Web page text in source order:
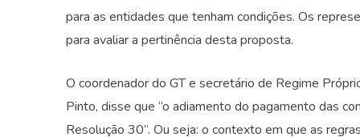
para as entidades que tenham condições. Os
para avaliar a pertinência desta proposta.
O coordenador do GT e secretário de Regime
Pinto, disse que “o adiamento do pagamento das
Resolução 30”. Ou seja: o contexto em que as